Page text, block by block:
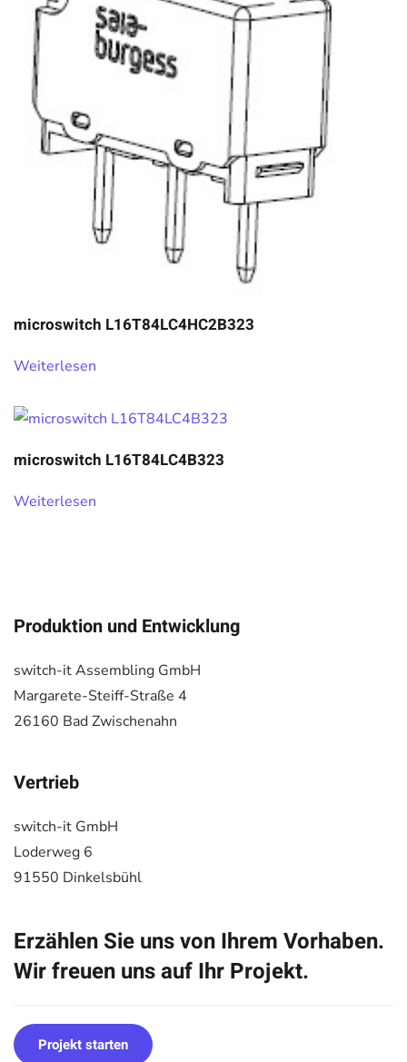
microswitch L16T84LC4HC2B323
Weiterlesen
microswitch L16T84LC4B323
Weiterlesen
Produktion und Entwicklung
switch-it Assembling GmbH
Margarete-Steiff-Straße 4
26160 Bad Zwischenahn
Vertrieb
switch-it GmbH
Loderweg 6
91550 Dinkelsbühl
Erzählen Sie uns von Ihrem Vorhaben.
Wir freuen uns auf Ihr Projekt.
Projekt starten